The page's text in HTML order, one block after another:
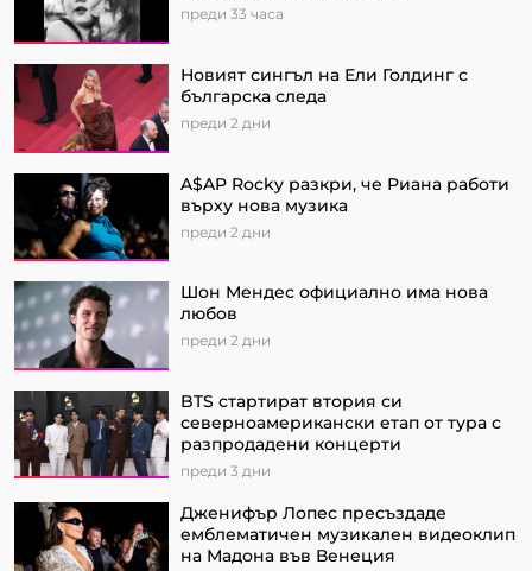
преди 33 часа
Новият сингъл на Ели Голдинг с
българска следа
преди 2 дни
A$AP Rocky разкри, че Риана работи
върху нова музика
преди 2 дни
Шон Мендес официално има нова
любов
преди 2 дни
BTS стартират втория си
северноамерикански етап от турa с
разпродадени концерти
преди 3 дни
Дженифър Лопес пресъздаде
емблематичен музикален видеоклип
на Мадона във Венеция